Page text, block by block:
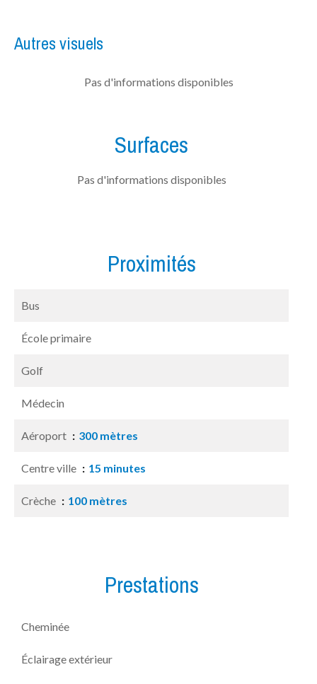
Autres visuels
Pas d'informations disponibles
Surfaces
Pas d'informations disponibles
Proximités
Bus
École primaire
Golf
Médecin
Aéroport 300 mètres
Centre ville 15 minutes
Crèche 100 mètres
Prestations
Cheminée
Éclairage extérieur